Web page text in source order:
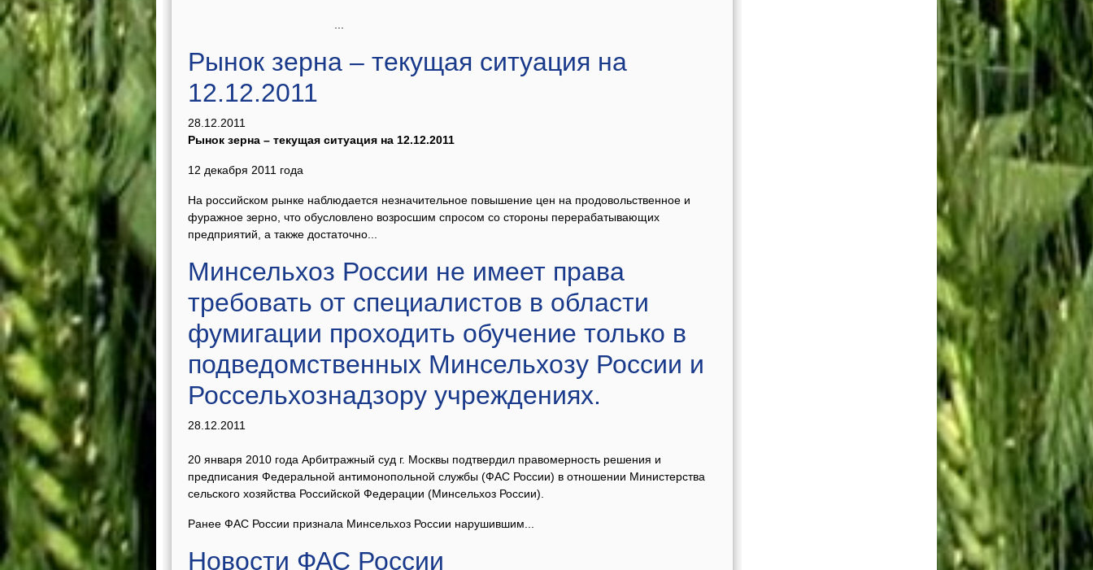
Рынок зерна – текущая ситуация на
12.12.2011
28.12.2011
Рынок зерна – текущая ситуация на 12.12.2011
12 декабря 2011 года
На российском рынке наблюдается незначительное повышение цен на продовольственное и
фуражное зерно, что обусловлено возросшим спросом со стороны перерабатывающих
предприятий, а также достаточно...
Минсельхоз России не имеет права
требовать от специалистов в области
фумигации проходить обучение только в
подведомственных Минсельхозу России и
Россельхознадзору учреждениях.
28.12.2011
20 января 2010 года Арбитражный суд г. Москвы подтвердил правомерность решения и
предписания Федеральной антимонопольной службы (ФАС России) в отношении Министерства
сельского хозяйства Российской Федерации (Минсельхоз России).
Ранее ФАС России признала Минсельхоз России нарушившим...
Новости ФАС России